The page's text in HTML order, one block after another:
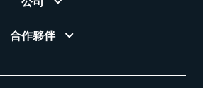
合作夥伴